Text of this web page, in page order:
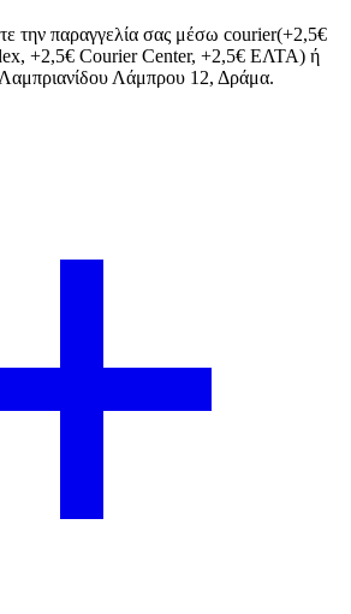
την παραγγελία σας μέσω courier(+2,5€
+2,5€ Courier Center, +2,5€ ΕΛΤΑ) ή
Λάμπρου 12, Δράμα.